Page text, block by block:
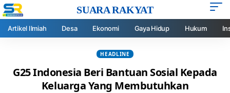
SUARA RAKYAT
Artikel Ilmiah Desa Ekonomi Gaya Hidup Hukum
HEADLINE
G25 Indonesia Beri Bantuan Sosial Kepada
Keluarga Yang Membutuhkan